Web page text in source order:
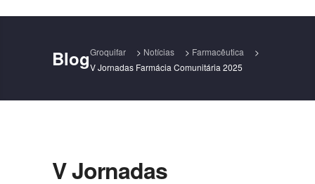
BlogGroquifar > Notícias > Farmacêutica
>
V Jornadas Farmácia Comunitária 2025
V Jornadas